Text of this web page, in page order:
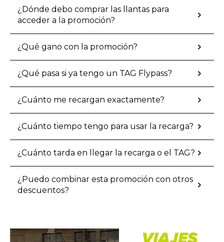
¿Dónde debo comprar las llantas para
acceder a la promoción?
¿Qué gano con la promoción?
¿Qué pasa si ya tengo un TAG Flypass?
¿Cuánto me recargan exactamente?
¿Cuánto tiempo tengo para usar la recarga?
¿Cuánto tarda en llegar la recarga o el TAG?
¿Puedo combinar esta promoción con otros
descuentos?